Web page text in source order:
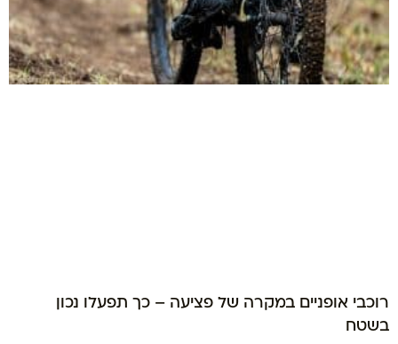
רוכבי אופניים במקרה של פציעה – כך תפעלו נכון
בשטח